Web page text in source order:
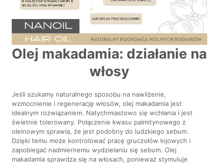
Olej makadamia: działanie na
włosy
Jeśli szukamy naturalnego sposobu na nawilżenie,
wzmocnienie i regenerację włosów, olej makadamia jest
idealnym rozwiązaniem. Natychmiastowo się wchłania i jest
świetnie tolerowany. Połączenie kwasu palmitynowego z
oleinowym sprawia, że jest podobny do ludzkiego sebum.
Dzięki temu może kontrolować pracę gruczołów łojowych i
zapobiegać nadmiernemu wydzielaniu się sebum. Olej
makadamia sprawdza się na włosach, ponieważ stymuluje